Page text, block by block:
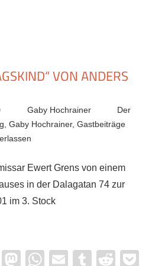
VON ANDERS
Gaby Hochrainer
Der
Gaby Hochrainer, Gastbeiträge
Ewert Grens von einem
in der Dalagatan 74 zur
im 3. Stock
Pinterest
Mastodon
WhatsApp
EmailTumblr